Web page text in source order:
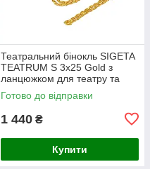
Театральний бінокль SIGETA
TEATRUM S 3x25 Gold з
ланцюжком для театру та
опери
Готово до відправки
1 440 ₴
Купити